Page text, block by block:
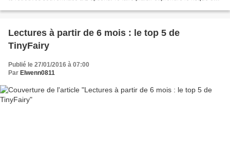
Lectures à partir de 6 mois : le top 5 de
TinyFairy
Publié le 27/01/2016 à 07:00
Par Elwenn0811